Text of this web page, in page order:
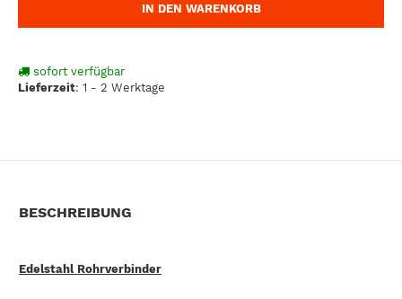
IN DEN WARENKORB
sofort verfügbar
Lieferzeit: 1 - 2 Werktage
BESCHREIBUNG
Edelstahl Rohrverbinder